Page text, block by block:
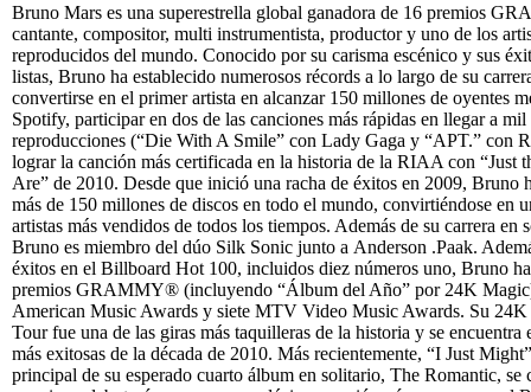
Bruno Mars es una superestrella global ganadora de 16 premios
cantante, compositor, multi instrumentista, productor y uno de los
reproducidos del mundo. Conocido por su carisma escénico y sus
listas, Bruno ha establecido numerosos récords a lo largo de su
convertirse en el primer artista en alcanzar 150 millones de oyentes
Spotify, participar en dos de las canciones más rápidas en llegar a
reproducciones (“Die With A Smile” con Lady Gaga y “APT.” con
lograr la canción más certificada en la historia de la RIAA con “Just
Are” de 2010. Desde que inició una racha de éxitos en 2009, Bruno
más de 150 millones de discos en todo el mundo, convirtiéndose en
artistas más vendidos de todos los tiempos. Además de su carrera en
Bruno es miembro del dúo Silk Sonic junto a Anderson .Paak.
éxitos en el Billboard Hot 100, incluidos diez números uno, Bruno
premios GRAMMY® (incluyendo “Álbum del Año” por 24K
American Music Awards y siete MTV Video Music Awards. Su
Tour fue una de las giras más taquilleras de la historia y se encuentra
más exitosas de la década de 2010. Más recientemente, “I Just
principal de su esperado cuarto álbum en solitario, The Romantic, se